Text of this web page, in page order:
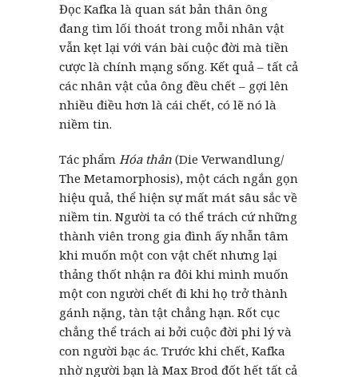
Đọc Kafka là quan sát bản thân ông
đang tìm lối thoát trong mỗi nhân vật
vẫn kẹt lại với ván bài cuộc đời mà tiền
cược là chính mạng sống. Kết quả – tất cả
các nhân vật của ông đều chết – gợi lên
nhiều điều hơn là cái chết, có lẽ nó là
niềm tin.
Tác phẩm Hóa thân (Die Verwandlung/
The Metamorphosis), một cách ngắn gọn
hiệu quả, thể hiện sự mất mát sâu sắc về
niềm tin. Người ta có thể trách cứ những
thành viên trong gia đình ấy nhẫn tâm
khi muốn một con vật chết nhưng lại
thảng thốt nhận ra đôi khi mình muốn
một con người chết đi khi họ trở thành
gánh nặng, tàn tật chẳng hạn. Rốt cục
chẳng thể trách ai bởi cuộc đời phi lý và
con người bạc ác. Trước khi chết, Kafka
nhờ người bạn là Max Brod đốt hết tất cả